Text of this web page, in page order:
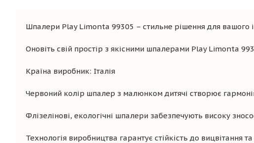
Шпалери Play Limonta 99305 – стильне рішення для вашого
Оновіть свій простір з якісними шпалерами Play Limonta
Країна виробник: Італія
Червоний колір шпалер з малюнком дитячі створює
Флізелінові, екологічні шпалери забезпечують високу
Технологія виробництва гарантує стійкість до вицвітання